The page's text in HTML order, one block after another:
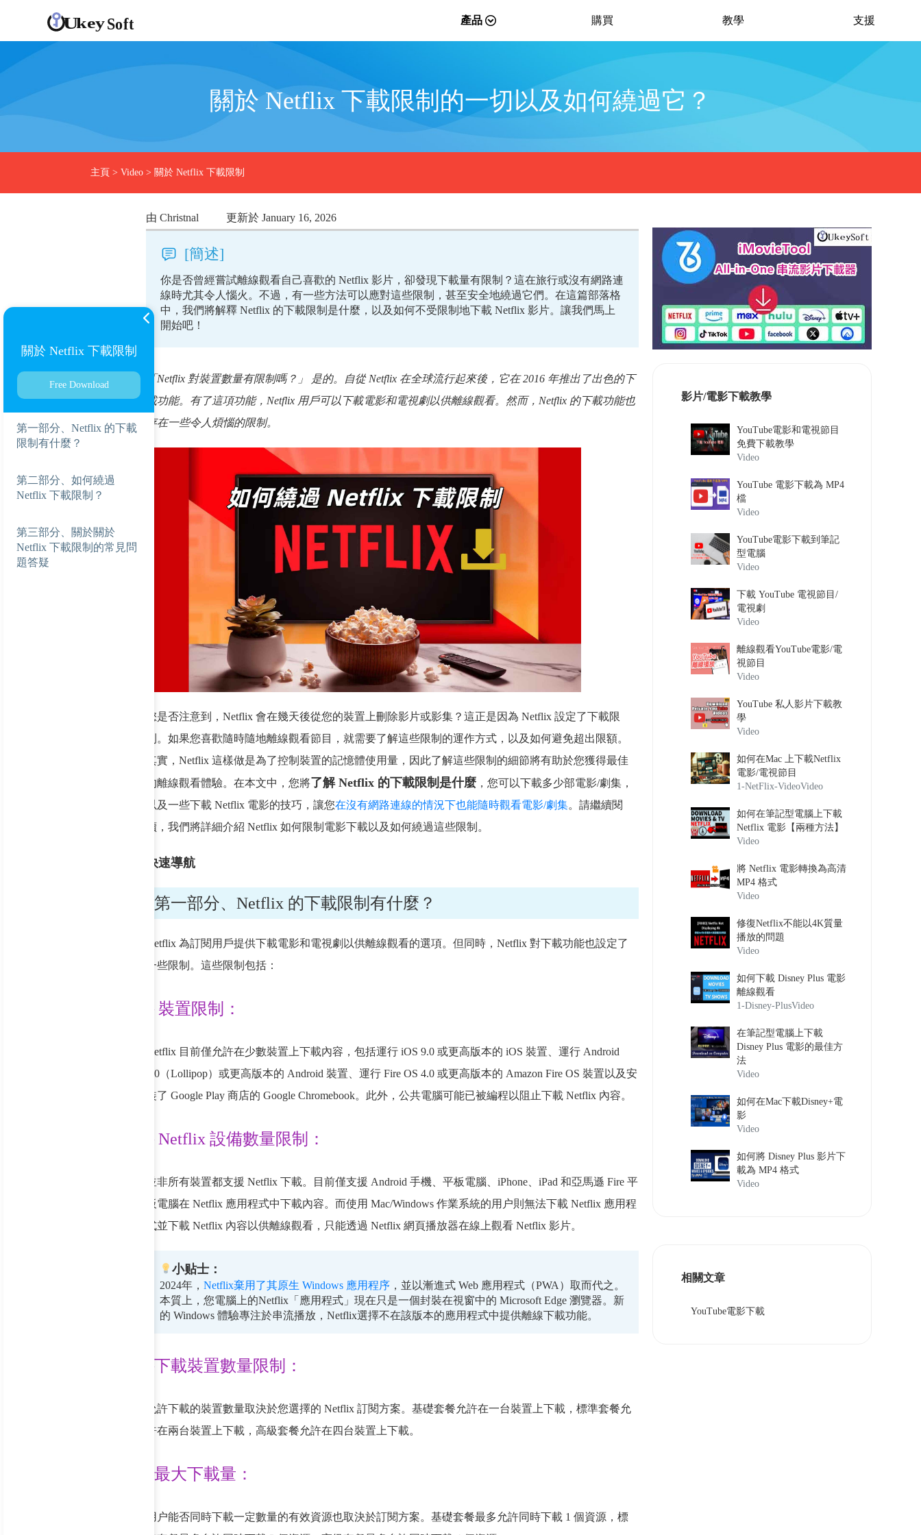
產品 購買 教學 支援
關於 Netflix 下載限制的一切以及如何繞過它？
主頁 > Video > 關於 Netflix 下載限制
由 Christnal 更新於 January 16, 2026
[簡述]
你是否曾經嘗試離線觀看自己喜歡的 Netflix 影片，卻發現下載量有限制？這在旅行或沒有網路連
線時尤其令人惱火。不過，有一些方法可以應對這些限制，甚至安全地繞過它們。在這篇部落格
中，我們將解釋 Netflix 的下載限制是什麼，以及如何不受限制地下載 Netflix 影片。讓我們馬上
開始吧！
「Netflix 對裝置數量有限制嗎？」 是的。自從 Netflix 在全球流行起來後，它在 2016 年推出了出色的下
載功能。有了這項功能，Netflix 用戶可以下載電影和電視劇以供離線觀看。然而，Netflix 的下載功能也
存在一些令人煩惱的限制。
您是否注意到，Netflix 會在幾天後從您的裝置上刪除影片或影集？這正是因為 Netflix 設定了下載限
制。如果您喜歡隨時隨地離線觀看節目，就需要了解這些限制的運作方式，以及如何避免超出限額。
其實，Netflix 這樣做是為了控制裝置的記憶體使用量，因此了解這些限制的細節將有助於您獲得最佳
的離線觀看體驗。在本文中，您將了解 Netflix 的下載限制是什麼，您可以下載多少部電影/劇集，
以及一些下載 Netflix 電影的技巧，讓您在沒有網路連線的情況下也能隨時觀看電影/劇集。請繼續閱
讀，我們將詳細介紹 Netflix 如何限制電影下載以及如何繞過這些限制。
快速導航
第一部分、Netflix 的下載限制有什麼？
Netflix 為訂閱用戶提供下載電影和電視劇以供離線觀看的選項。但同時，Netflix 對下載功能也設定了
一些限制。這些限制包括：
– 裝置限制：
Netflix 目前僅允許在少數裝置上下載內容，包括運行 iOS 9.0 或更高版本的 iOS 裝置、運行 Android
5.0（Lollipop）或更高版本的 Android 裝置、運行 Fire OS 4.0 或更高版本的 Amazon Fire OS 裝置以及安
裝了 Google Play 商店的 Google Chromebook。此外，公共電腦可能已被編程以阻止下載 Netflix 內容。
– Netflix 設備數量限制：
並非所有裝置都支援 Netflix 下載。目前僅支援 Android 手機、平板電腦、iPhone、iPad 和亞馬遜 Fire 平
板電腦在 Netflix 應用程式中下載內容。而使用 Mac/Windows 作業系統的用户則無法下載 Netflix 應用程
式並下載 Netflix 內容以供離線觀看，只能透過 Netflix 網頁播放器在線上觀看 Netflix 影片。
小贴士：
2024年， Netflix棄用了其原生 Windows 應用程序 ，並以漸進式 Web 應用程式（PWA）取而代之。
本質上，您電腦上的Netflix「應用程式」現在只是一個封裝在視窗中的 Microsoft Edge 瀏覽器。新
的 Windows 體驗專注於串流播放，Netflix選擇不在該版本的應用程式中提供離線下載功能。
–下載裝置數量限制：
允許下載的裝置數量取決於您選擇的 Netflix 訂閱方案。基礎套餐允許在一台裝置上下載，標準套餐允
許在兩台裝置上下載，高級套餐允許在四台裝置上下載。
–最大下載量：
用户能否同時下載一定數量的有效資源也取決於訂閱方案。基礎套餐最多允許同時下載 1 個資源，標
影片/電影下載教學
YouTube電影和電視節目
免費下載教學
Video
YouTube 電影下載為 MP4
檔
Video
YouTube電影下載到筆記
型電腦
Video
下載 YouTube 電視節目/
電視劇
Video
離線觀看YouTube電影/電
視節目
Video
YouTube 私人影片下載教
學
Video
如何在Mac 上下載Netflix
電影/電視節目
1-NetFlix-VideoVideo
如何在筆記型電腦上下載
Netflix 電影【兩種方法】
Video
將 Netflix 電影轉換為高清
MP4 格式
Video
修復Netflix不能以4K質量
播放的問題
Video
如何下載 Disney Plus 電影
離線觀看
1-Disney-PlusVideo
在筆記型電腦上下載
Disney Plus 電影的最佳方
法
Video
如何在Mac下載Disney+電
影
Video
如何將 Disney Plus 影片下
載為 MP4 格式
Video
相關文章
YouTube電影下載
關於 Netflix 下載限制
Free Download
第一部分、Netflix 的下載
限制有什麼？
第二部分、如何繞過
Netflix 下載限制？
第三部分、關於關於
Netflix 下載限制的常見問
題答疑